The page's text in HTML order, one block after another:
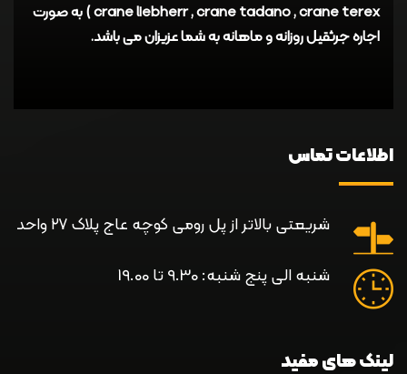
crane liebherr , crane tadano , crane terex ) به صورت
اجاره جرثقیل روزانه و ماهانه به شما عزیزان می باشد.
اطلاعات تماس
شریعتی بالاتر از پل رومی کوچه عاج پلاک ۲۷ واحد
شنبه الی پنج شنبه: 9.30 تا 19.00
لینک های مفید